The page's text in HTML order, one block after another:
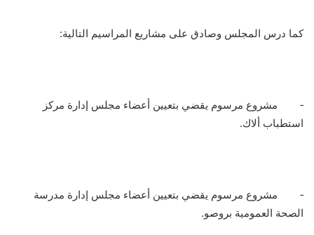
كما درس المجلس وصادق على مشاريع المراسيم التالية:
‐ مشروع مرسوم يقضي بتعيين أعضاء مجلس إدارة مركز
استطباب ألاك.
‐ مشروع مرسوم يقضي بتعيين أعضاء مجلس إدارة مدرسة
الصحة العمومية بروصو.